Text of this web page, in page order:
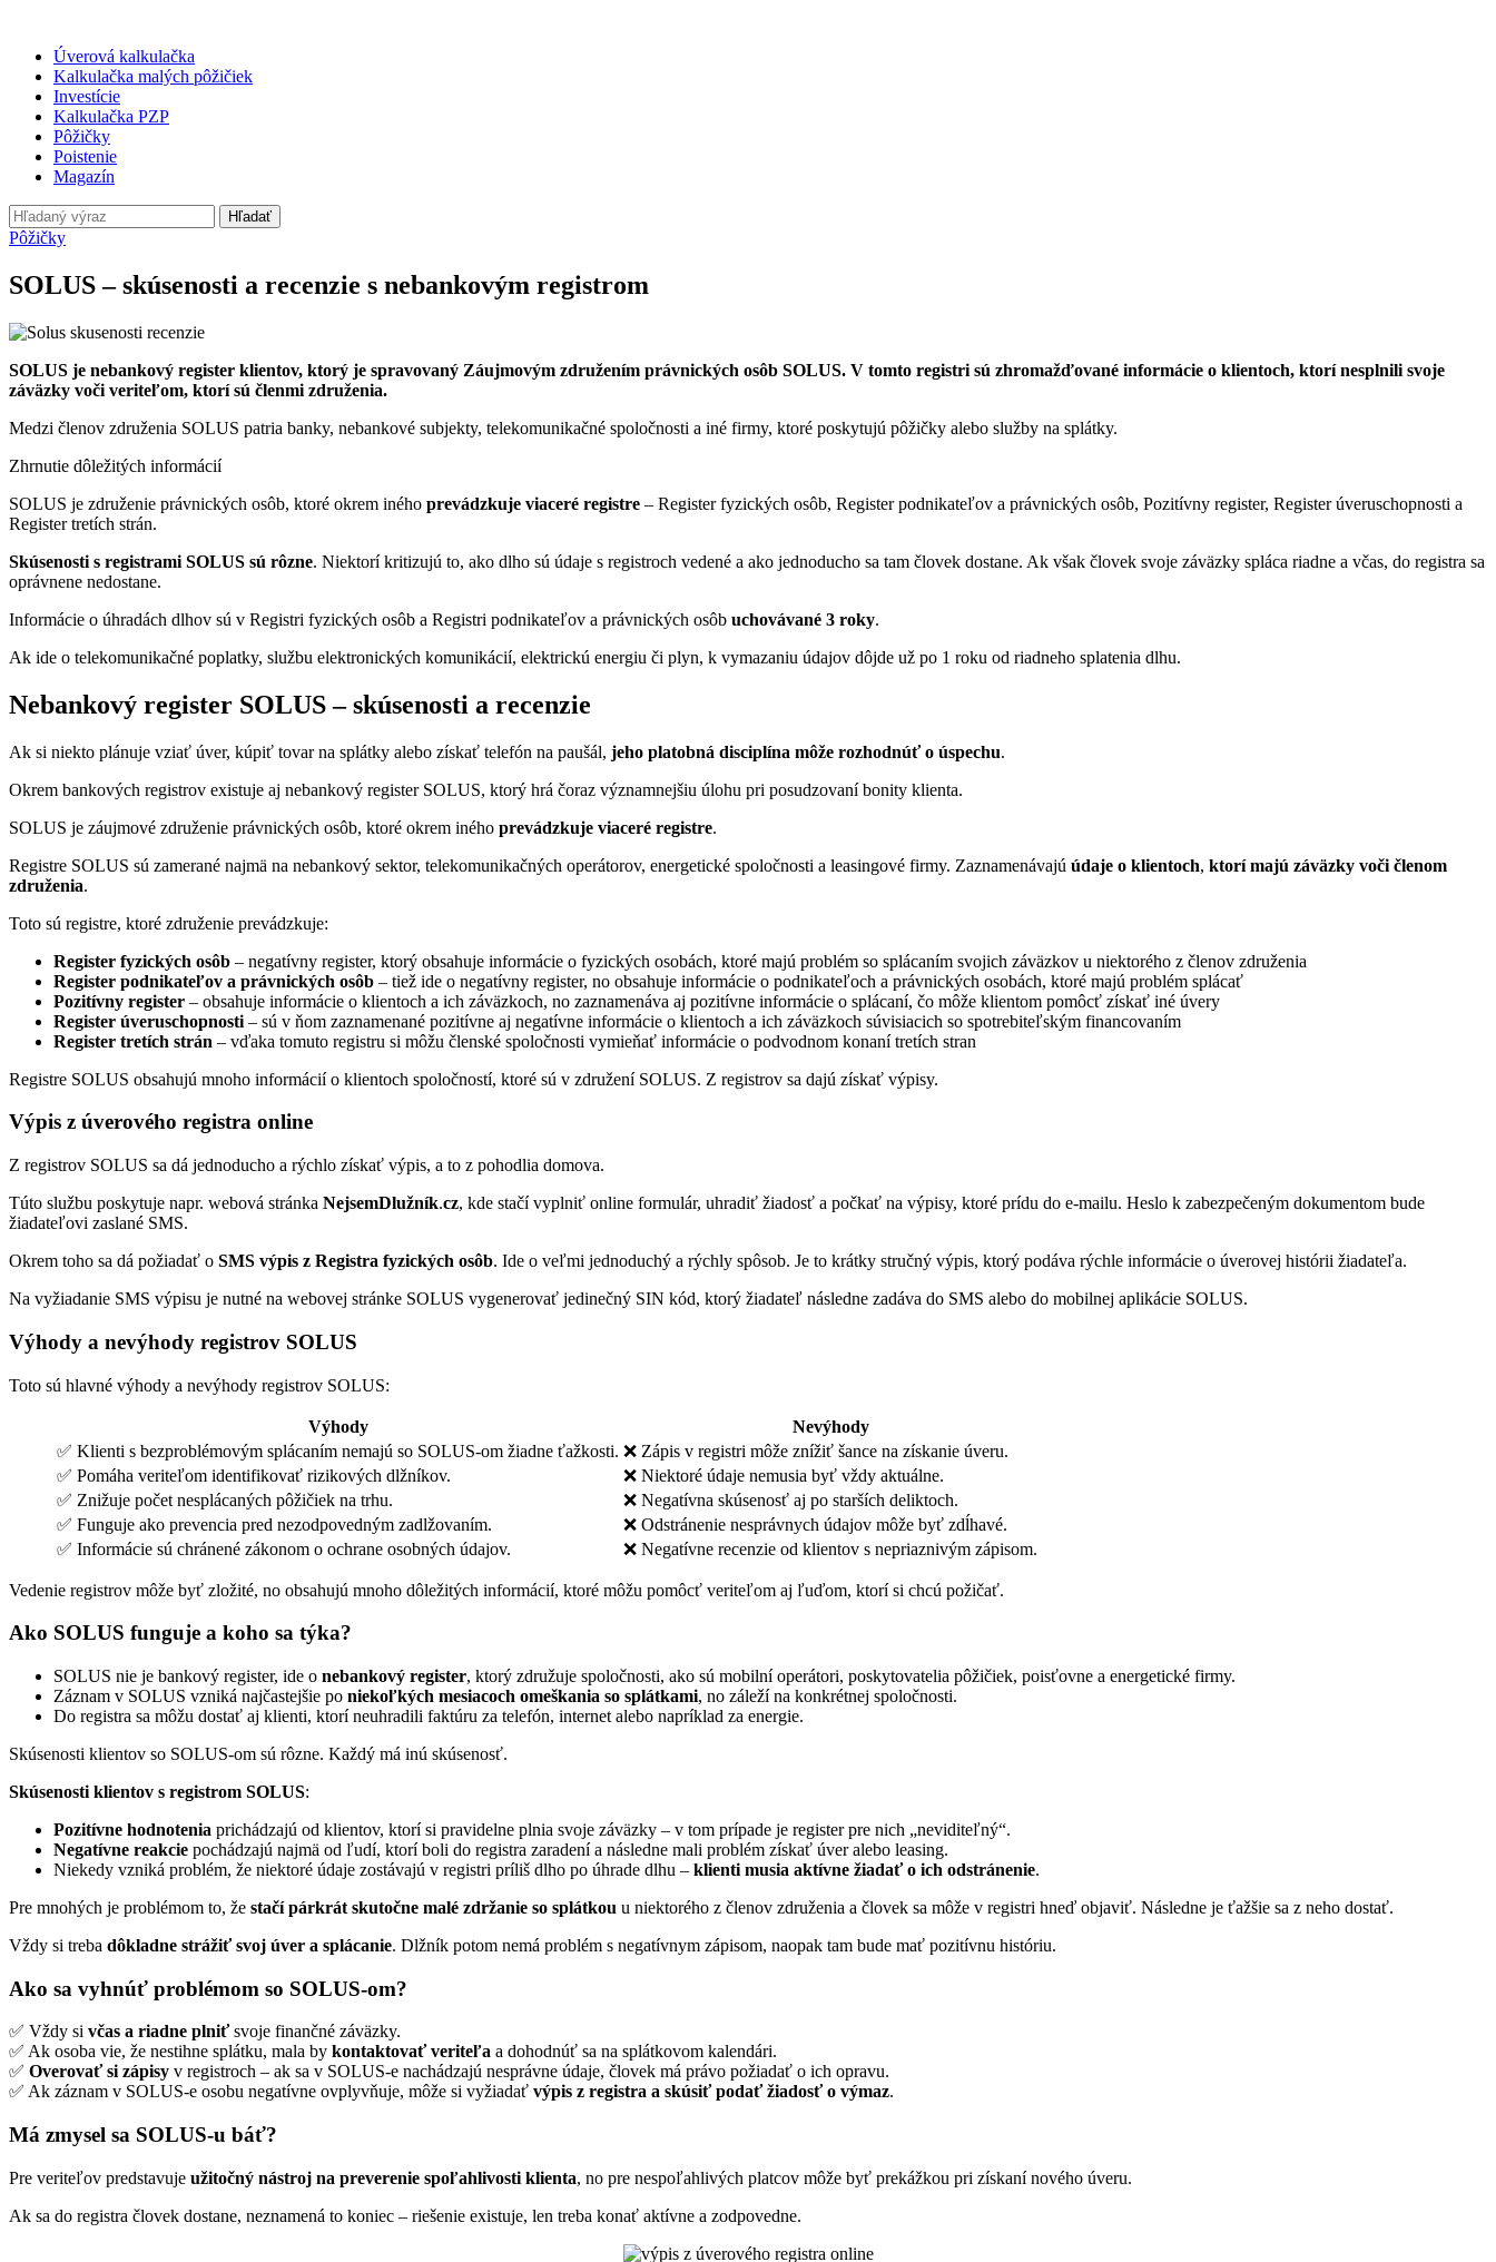
Úverová kalkulačka
Kalkulačka malých pôžičiek
Investície
Kalkulačka PZP
Pôžičky
Poistenie
Magazín
Hľadať
Pôžičky
SOLUS – skúsenosti a recenzie s nebankovým registrom
SOLUS je nebankový register klientov, ktorý je spravovaný Záujmovým združením právnických osôb SOLUS. V tomto registri sú zhromažďované informácie o klientoch, ktorí nesplnili svoje
záväzky voči veriteľom, ktorí sú členmi združenia.
Medzi členov združenia SOLUS patria banky, nebankové subjekty, telekomunikačné spoločnosti a iné firmy, ktoré poskytujú pôžičky alebo služby na splátky.
Zhrnutie dôležitých informácií
SOLUS je združenie právnických osôb, ktoré okrem iného prevádzkuje viaceré registre – Register fyzických osôb, Register podnikateľov a právnických osôb, Pozitívny register, Register úveruschopnosti a
Register tretích strán.
Skúsenosti s registrami SOLUS sú rôzne. Niektorí kritizujú to, ako dlho sú údaje s registroch vedené a ako jednoducho sa tam človek dostane. Ak však človek svoje záväzky spláca riadne a včas, do registra sa
oprávnene nedostane.
Informácie o úhradách dlhov sú v Registri fyzických osôb a Registri podnikateľov a právnických osôb uchovávané 3 roky.
Ak ide o telekomunikačné poplatky, službu elektronických komunikácií, elektrickú energiu či plyn, k vymazaniu údajov dôjde už po 1 roku od riadneho splatenia dlhu.
Nebankový register SOLUS – skúsenosti a recenzie
Ak si niekto plánuje vziať úver, kúpiť tovar na splátky alebo získať telefón na paušál, jeho platobná disciplína môže rozhodnúť o úspechu.
Okrem bankových registrov existuje aj nebankový register SOLUS, ktorý hrá čoraz významnejšiu úlohu pri posudzovaní bonity klienta.
SOLUS je záujmové združenie právnických osôb, ktoré okrem iného prevádzkuje viaceré registre.
Registre SOLUS sú zamerané najmä na nebankový sektor, telekomunikačných operátorov, energetické spoločnosti a leasingové firmy. Zaznamenávajú údaje o klientoch, ktorí majú záväzky voči členom
združenia.
Toto sú registre, ktoré združenie prevádzkuje:
Register fyzických osôb – negatívny register, ktorý obsahuje informácie o fyzických osobách, ktoré majú problém so splácaním svojich záväzkov u niektorého z členov združenia
Register podnikateľov a právnických osôb – tiež ide o negatívny register, no obsahuje informácie o podnikateľoch a právnických osobách, ktoré majú problém splácať
Pozitívny register – obsahuje informácie o klientoch a ich záväzkoch, no zaznamenáva aj pozitívne informácie o splácaní, čo môže klientom pomôcť získať iné úvery
Register úveruschopnosti – sú v ňom zaznamenané pozitívne aj negatívne informácie o klientoch a ich záväzkoch súvisiacich so spotrebiteľským financovaním
Register tretích strán – vďaka tomuto registru si môžu členské spoločnosti vymieňať informácie o podvodnom konaní tretích stran
Registre SOLUS obsahujú mnoho informácií o klientoch spoločností, ktoré sú v združení SOLUS. Z registrov sa dajú získať výpisy.
Výpis z úverového registra online
Z registrov SOLUS sa dá jednoducho a rýchlo získať výpis, a to z pohodlia domova.
Túto službu poskytuje napr. webová stránka NejsemDlužník.cz, kde stačí vyplniť online formulár, uhradiť žiadosť a počkať na výpisy, ktoré prídu do e-mailu. Heslo k zabezpečeným dokumentom bude
žiadateľovi zaslané SMS.
Okrem toho sa dá požiadať o SMS výpis z Registra fyzických osôb. Ide o veľmi jednoduchý a rýchly spôsob. Je to krátky stručný výpis, ktorý podáva rýchle informácie o úverovej histórii žiadateľa.
Na vyžiadanie SMS výpisu je nutné na webovej stránke SOLUS vygenerovať jedinečný SIN kód, ktorý žiadateľ následne zadáva do SMS alebo do mobilnej aplikácie SOLUS.
Výhody a nevýhody registrov SOLUS
Toto sú hlavné výhody a nevýhody registrov SOLUS:
Výhody
Nevýhody
✅ Klienti s bezproblémovým splácaním nemajú so SOLUS-om žiadne ťažkosti. ❌ Zápis v registri môže znížiť šance na získanie úveru.
✅ Pomáha veriteľom identifikovať rizikových dlžníkov.
❌ Niektoré údaje nemusia byť vždy aktuálne.
✅ Znižuje počet nesplácaných pôžičiek na trhu.
❌ Negatívna skúsenosť aj po starších deliktoch.
✅ Funguje ako prevencia pred nezodpovedným zadlžovaním.
❌ Odstránenie nesprávnych údajov môže byť zdĺhavé.
✅ Informácie sú chránené zákonom o ochrane osobných údajov.
❌ Negatívne recenzie od klientov s nepriaznivým zápisom.
Vedenie registrov môže byť zložité, no obsahujú mnoho dôležitých informácií, ktoré môžu pomôcť veriteľom aj ľuďom, ktorí si chcú požičať.
Ako SOLUS funguje a koho sa týka?
SOLUS nie je bankový register, ide o nebankový register, ktorý združuje spoločnosti, ako sú mobilní operátori, poskytovatelia pôžičiek, poisťovne a energetické firmy.
Záznam v SOLUS vzniká najčastejšie po niekoľkých mesiacoch omeškania so splátkami, no záleží na konkrétnej spoločnosti.
Do registra sa môžu dostať aj klienti, ktorí neuhradili faktúru za telefón, internet alebo napríklad za energie.
Skúsenosti klientov so SOLUS-om sú rôzne. Každý má inú skúsenosť.
Skúsenosti klientov s registrom SOLUS:
Pozitívne hodnotenia prichádzajú od klientov, ktorí si pravidelne plnia svoje záväzky – v tom prípade je register pre nich „neviditeľný“.
Negatívne reakcie pochádzajú najmä od ľudí, ktorí boli do registra zaradení a následne mali problém získať úver alebo leasing.
Niekedy vzniká problém, že niektoré údaje zostávajú v registri príliš dlho po úhrade dlhu – klienti musia aktívne žiadať o ich odstránenie.
Pre mnohých je problémom to, že stačí párkrát skutočne malé zdržanie so splátkou u niektorého z členov združenia a človek sa môže v registri hneď objaviť. Následne je ťažšie sa z neho dostať.
Vždy si treba dôkladne strážiť svoj úver a splácanie. Dlžník potom nemá problém s negatívnym zápisom, naopak tam bude mať pozitívnu históriu.
Ako sa vyhnúť problémom so SOLUS-om?
✅ Vždy si včas a riadne plniťsvoje finančné záväzky.
✅ Ak osoba vie, že nestihne splátku, mala by kontaktovať veriteľa a dohodnúť sa na splátkovom kalendári.
✅ Overovať si zápisy v registroch – ak sa v SOLUS-e nachádzajú nesprávne údaje, človek má právo požiadať o ich opravu.
✅ Ak záznam v SOLUS-e osobu negatívne ovplyvňuje, môže si vyžiadať výpis z registra a skúsiť podať žiadosť o výmaz.
Má zmysel sa SOLUS-u báť?
Pre veriteľov predstavuje užitočný nástroj na preverenie spoľahlivosti klienta, no pre nespoľahlivých platcov môže byť prekážkou pri získaní nového úveru.
Ak sa do registra človek dostane, neznamená to koniec – riešenie existuje, len treba konať aktívne a zodpovedne.